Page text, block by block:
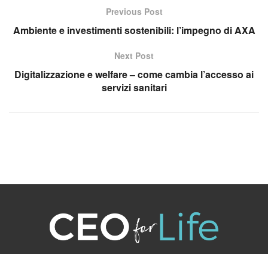
Previous Post
Ambiente e investimenti sostenibili: l’impegno di AXA
Next Post
Digitalizzazione e welfare – come cambia l’accesso ai
servizi sanitari